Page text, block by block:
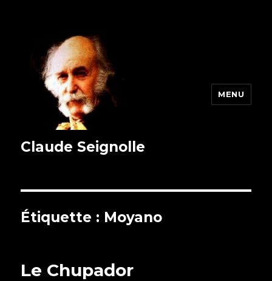
Claude Seignolle
MENU
Étiquette : Moyano
Le Chupador